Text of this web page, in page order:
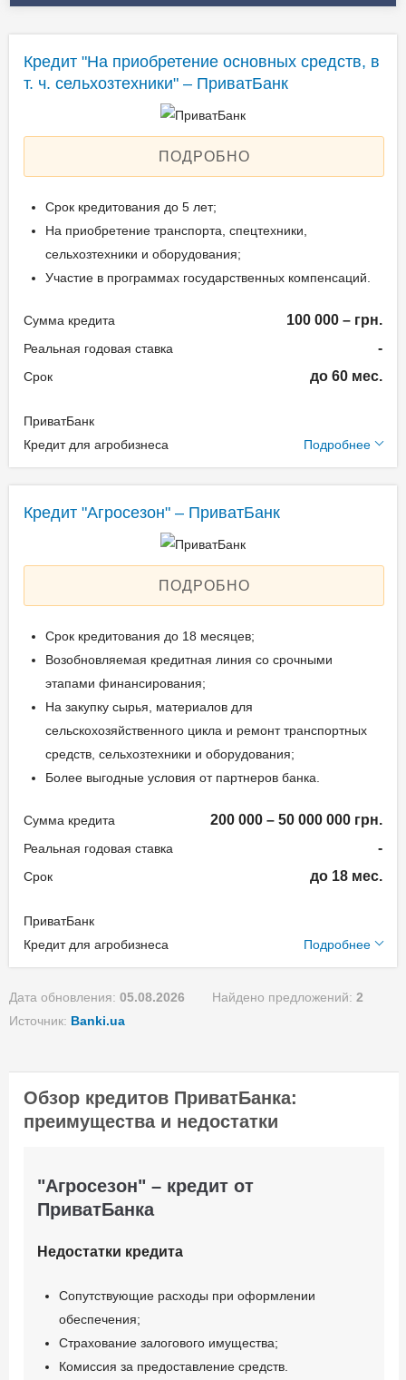
Кредит "На приобретение основных средств, в
т. ч. сельхозтехники" – ПриватБанк
ПОДРОБНО
Срок кредитования до 5 лет;
На приобретение транспорта, спецтехники,
сельхозтехники и оборудования;
Участие в программах государственных компенсаций.
Сумма кредита 100 000 – грн.
Реальная годовая ставка -
Срок до 60 мес.
ПриватБанк
Кредит для агробизнеса
Подробнее
Дополнительные
Единоразовая комиссия:
Ежемесячная комиссия:
0.00%
Способ погашения:
Досрочное без штрафов
Страхование предмета
залога
Способы погашения
адаптированный график (с
учетом сезонности бизнеса).
Кредит "Агросезон" – ПриватБанк
ПОДРОБНО
Срок кредитования до 18 месяцев;
Возобновляемая кредитная линия со срочными
этапами финансирования;
На закупку сырья, материалов для
сельскохозяйственного цикла и ремонт транспортных
средств, сельхозтехники и оборудования;
Более выгодные условия от партнеров банка.
Сумма кредита 200 000 – 50 000 000 грн.
Реальная годовая ставка -
Срок до 18 мес.
ПриватБанк
Кредит для агробизнеса
Подробнее
Дополнительные
Единоразовая комиссия:
0.00%
Залог: Автотранспорт
Залог: Недвижимость
Способ погашения:
Страхование предмета
Документы и
Дата обновления: 05.08.2026 Найдено предложений: 2
Источник: Banki.ua
Обзор кредитов ПриватБанка:
преимущества и недостатки
"Агросезон" – кредит от
ПриватБанка
Недостатки кредита
Сопутствующие расходы при оформлении
обеспечения;
Страхование залогового имущества;
Комиссия за предоставление средств.